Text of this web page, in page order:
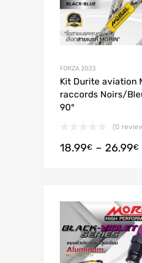
FORZA 2023
Kit Durite aviation
raccords Noirs/
90°
(0
18.99€ – 26.99€